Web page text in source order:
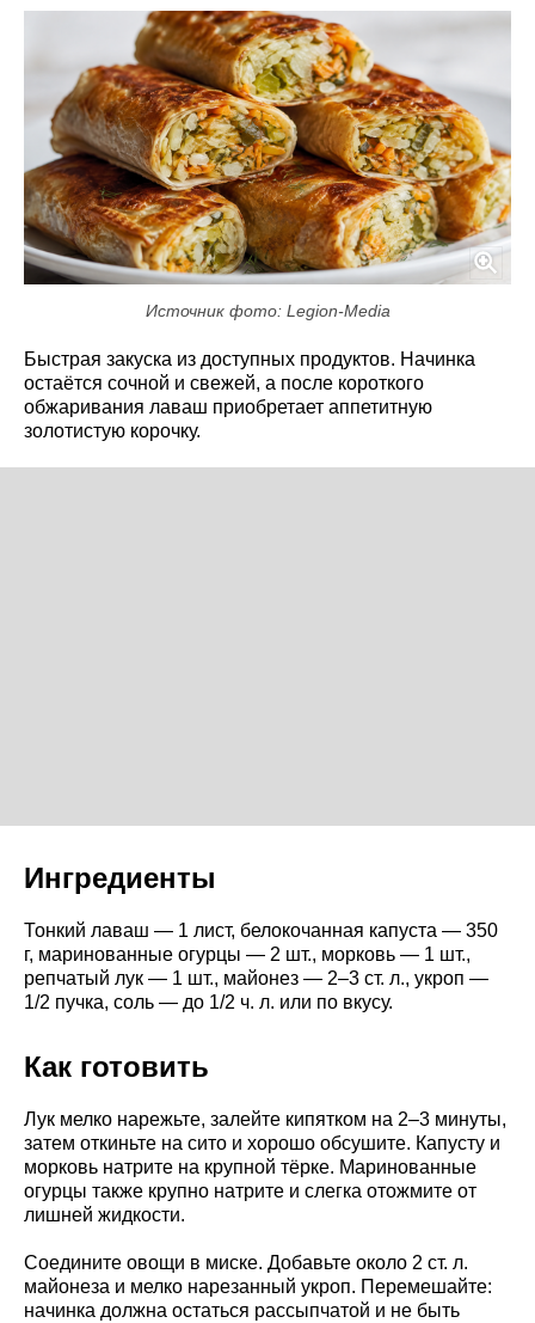
Источник фото: Legion-Media
Быстрая закуска из доступных продуктов. Начинка
остаётся сочной и свежей, а после короткого
обжаривания лаваш приобретает аппетитную
золотистую корочку.
Ингредиенты
Тонкий лаваш — 1 лист, белокочанная капуста — 350
г, маринованные огурцы — 2 шт., морковь — 1 шт.,
репчатый лук — 1 шт., майонез — 2–3 ст. л., укроп —
1/2 пучка, соль — до 1/2 ч. л. или по вкусу.
Как готовить
Лук мелко нарежьте, залейте кипятком на 2–3 минуты,
затем откиньте на сито и хорошо обсушите. Капусту и
морковь натрите на крупной тёрке. Маринованные
огурцы также крупно натрите и слегка отожмите от
лишней жидкости.
Соедините овощи в миске. Добавьте около 2 ст. л.
майонеза и мелко нарезанный укроп. Перемешайте:
начинка должна остаться рассыпчатой и не быть